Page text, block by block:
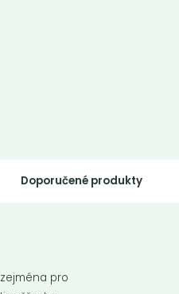
nevysušuje a
Doporučené produkty
pro